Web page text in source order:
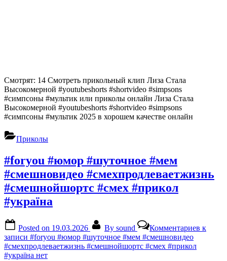
Смотрят: 14 Смотреть прикольный клип Лиза Стала
Высокомерной #youtubeshorts #shortvideo #simpsons
#симпсоны #мультик или приколы онлайн Лиза Стала
Высокомерной #youtubeshorts #shortvideo #simpsons
#симпсоны #мультик 2025 в хорошем качестве онлайн
Приколы
#foryou #юмор #шуточное #мем
#смешновидео #смехпродлеваетжизнь
#смешнойшортс #смех #прикол
#україна
Posted on 19.03.2026 By sound Комментариев к
записи #foryou #юмор #шуточное #мем #смешновидео
#смехпродлеваетжизнь #смешнойшортс #смех #прикол
#україна нет